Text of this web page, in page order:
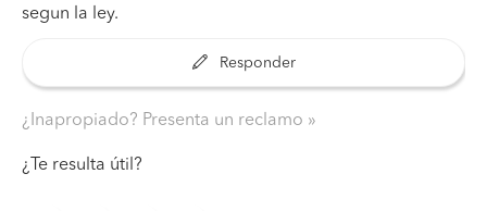
segun la ley.
Responder
¿Inapropiado? Presenta un reclamo
¿Te resulta útil?